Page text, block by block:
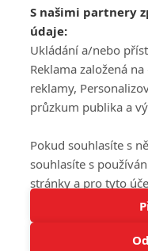
Tato stránka používá
Šéfredaktorkou webu je
Máte-li zájem o inzerci
Ochrana osobních údajů|
Upravit
© 2016 – 2026
S našimi partnery
údaje:
Ukládání a/nebo
Reklama založená
reklamy,
průzkum publika a
Pokud souhlasíte s
souhlasíte s
stránky a pro tyto
odmítnout, ale v
nebudou k dispozici
Vaše volby